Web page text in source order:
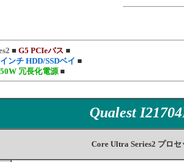
■ G5 PCIeバス ■
ンチ HDD/SSDベイ ■
冗長化電源■
Qualest
Core Ultra Series2 プロ